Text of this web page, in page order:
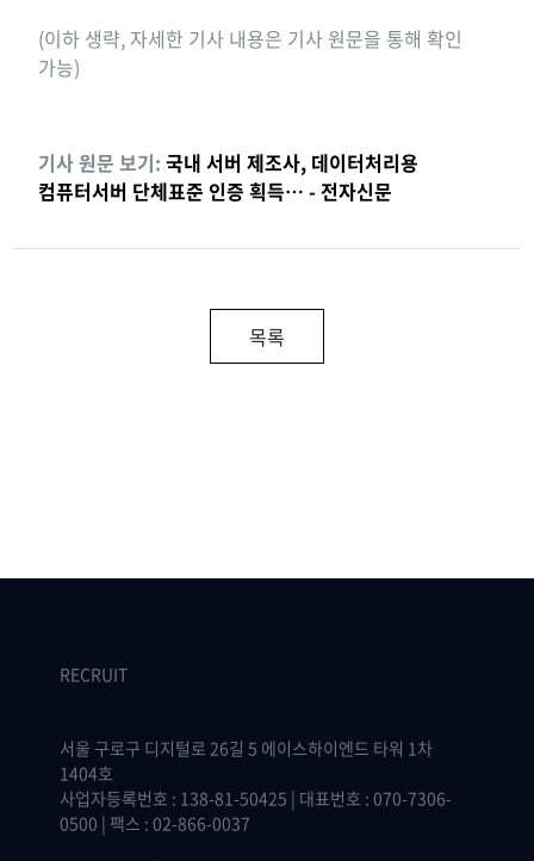
(이하 생략, 자세한 기사 내용은 기사 원문을 통해 확인
가능)
기사 원문 보기: 국내 서버 제조사, 데이터처리용
컴퓨터서버 단체표준 인증 획득… - 전자신문
목록
RECRUIT
서울 구로구 디지털로 26길 5 에이스하이엔드 타워 1차
1404호
사업자등록번호 : 138-81-50425 | 대표번호 : 070-7306-
0500 | 팩스 : 02-866-0037